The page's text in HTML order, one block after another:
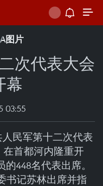
图片
次代表大会
幕
03:55
民军第十二次代表
在首都河内隆重开
448名代表出席。
书记苏林出席并指